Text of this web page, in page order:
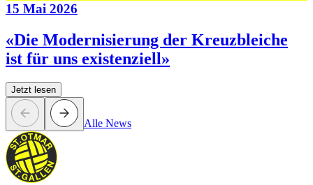
15 Mai 2026
«Die Modernisierung der Kreuzbleiche
ist für uns existenziell»
Jetzt lesen
Alle News